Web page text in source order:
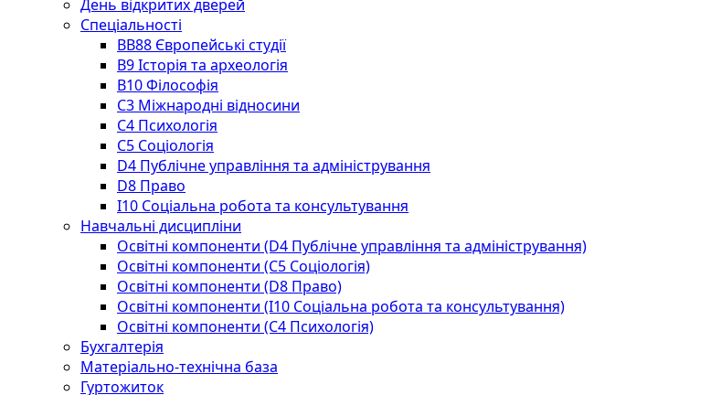
День відкритих дверей
Спеціальності
BВ88 Європейські студії
B9 Історія та археологія
B10 Філософія
C3 Міжнародні відносини
C4 Психологія
С5 Соціологія
D4 Публічне управління та адміністрування
D8 Право
I10 Соціальна робота та консультування
Навчальні дисципліни
Освітні компоненти (D4 Публічне управління та адміністрування)
Освітні компоненти (С5 Соціологія)
Освітні компоненти (D8 Право)
Освітні компоненти (I10 Соціальна робота та консультування)
Освітні компоненти (С4 Психологія)
Бухгалтерія
Матеріально-технічна база
Гуртожиток